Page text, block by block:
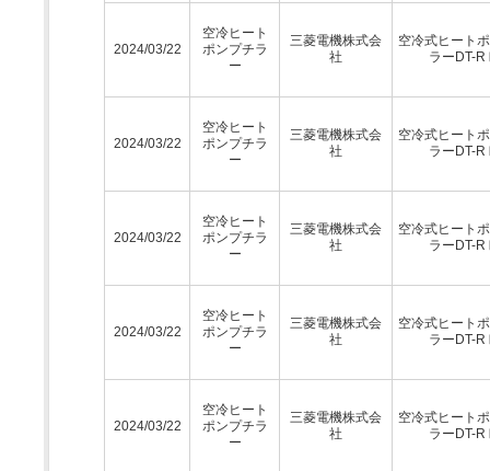
2024/03/22
空冷ヒート
ポンプチラ
ー
三菱電機株式会
社
空冷式ヒート
ラーDT-
2024/03/22
空冷ヒート
ポンプチラ
ー
三菱電機株式会
社
空冷式ヒート
ラーDT-
2024/03/22
空冷ヒート
ポンプチラ
ー
三菱電機株式会
社
空冷式ヒート
ラーDT-
2024/03/22
空冷ヒート
ポンプチラ
ー
三菱電機株式会
社
空冷式ヒート
ラーDT-
2024/03/22
空冷ヒート
ポンプチラ
ー
三菱電機株式会
社
空冷式ヒート
ラーDT-